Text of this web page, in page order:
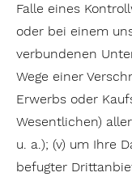
Falle eines
oder bei einem
verbundenen
Wege einer
Erwerbs oder
Wesentlichen)
u. a.); (v) um Ihre
befugter